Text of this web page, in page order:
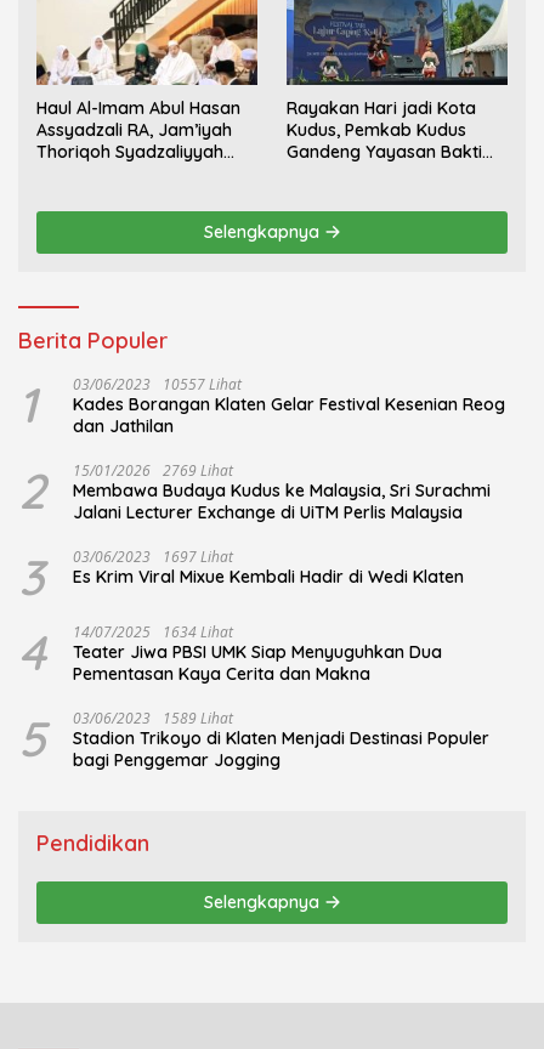
Haul Al-Imam Abul Hasan
Assyadzali RA, Jam’iyah
Thoriqoh Syadzaliyyah
Rayakan Hari jadi Kota
Kudus, Pemkab Kudus
Gandeng Yayasan Bakti
Selengkapnya
Berita Populer
1 03/06/2023 10557 Lihat
Kades Borangan Klaten Gelar Festival Kesenian Reog
dan Jathilan
2 15/01/2026 2769 Lihat
Membawa Budaya Kudus ke Malaysia, Sri Surachmi
Jalani Lecturer Exchange di UiTM Perlis Malaysia
3 03/06/2023 1697 Lihat
Es Krim Viral Mixue Kembali Hadir di Wedi Klaten
4 14/07/2025 1634 Lihat
Teater Jiwa PBSI UMK Siap Menyuguhkan Dua
Pementasan Kaya Cerita dan Makna
5 03/06/2023 1589 Lihat
Stadion Trikoyo di Klaten Menjadi Destinasi Populer
bagi Penggemar Jogging
Pendidikan
Selengkapnya